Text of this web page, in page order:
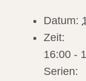
Datum:
Zeit:
16:00 -
Serien: